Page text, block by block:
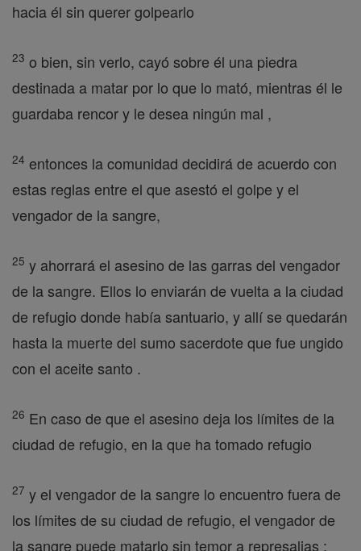
hacia él sin querer golpearlo
23 o bien, sin verlo, cayó sobre él una piedra
destinada a matar por lo que lo mató, mientras él le
guardaba rencor y le desea ningún mal ,
24 entonces la comunidad decidirá de acuerdo con
estas reglas entre el que asestó el golpe y el
vengador de la sangre,
25 y ahorrará el asesino de las garras del vengador
de la sangre. Ellos lo enviarán de vuelta a la ciudad
de refugio donde había santuario, y allí se quedarán
hasta la muerte del sumo sacerdote que fue ungido
con el aceite santo .
26 En caso de que el asesino deja los límites de la
ciudad de refugio, en la que ha tomado refugio
27 y el vengador de la sangre lo encuentro fuera de
los límites de su ciudad de refugio, el vengador de
la sangre puede matarlo sin temor a represalias ;